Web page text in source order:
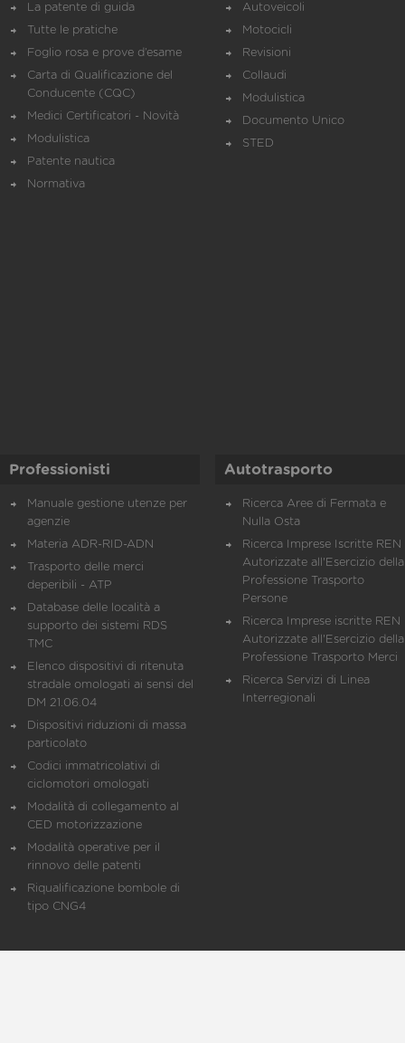
La patente di guida
Tutte le pratiche
Foglio rosa e prove d’esame
Carta di Qualificazione del
Conducente (CQC)
Medici Certificatori - Novità
Modulistica
Patente nautica
Normativa
Autoveicoli
Motocicli
Revisioni
Collaudi
Modulistica
Documento Unico
STED
Professionisti
Manuale gestione utenze per
agenzie
Materia ADR-RID-ADN
Trasporto delle merci
deperibili - ATP
Database delle località a
supporto dei sistemi RDS
TMC
Elenco dispositivi di ritenuta
stradale omologati ai sensi del
DM 21.06.04
Dispositivi riduzioni di massa
particolato
Codici immatricolativi di
ciclomotori omologati
Modalità di collegamento al
CED motorizzazione
Modalità operative per il
rinnovo delle patenti
Riqualificazione bombole di
tipo CNG4
Autotrasporto
Ricerca Aree di Fermata e
Nulla Osta
Ricerca Imprese Iscritte REN
Autorizzate all'Esercizio della
Professione Trasporto
Persone
Ricerca Imprese iscritte REN
Autorizzate all'Esercizio della
Professione Trasporto Merci
Ricerca Servizi di Linea
Interregionali